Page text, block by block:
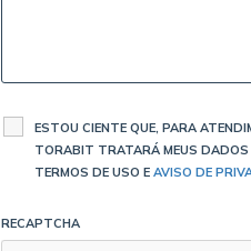
ESTOU CIENTE QUE, PARA
TORABIT TRATARÁ MEUS
TERMOS DE USO E AVISO DE
RECAPTCHA